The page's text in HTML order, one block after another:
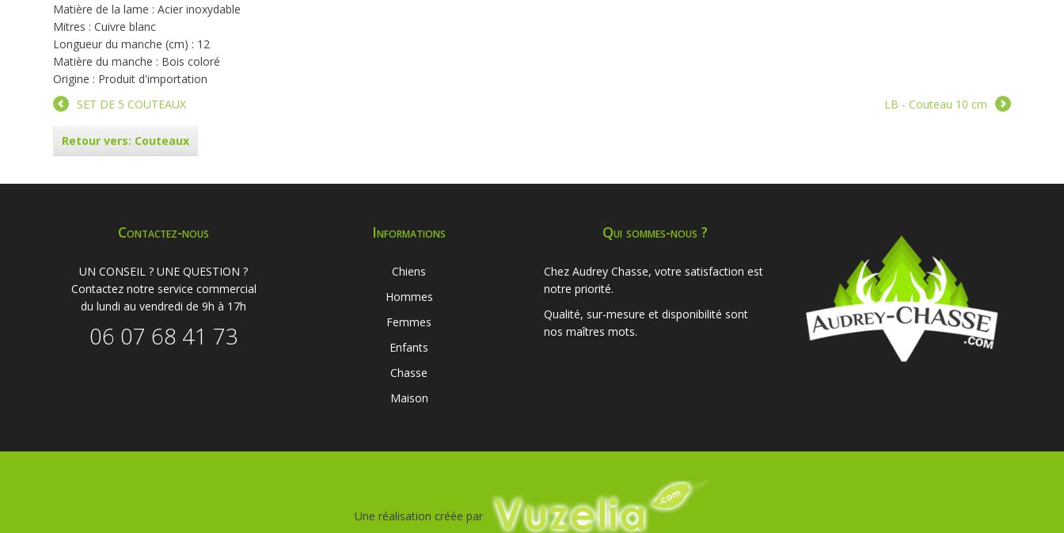
Matière de la lame : Acier inoxydable
Mitres : Cuivre blanc
Longueur du manche (cm) : 12
Matière du manche : Bois coloré
Origine : Produit d'importation
LB - Couteau 10 cm
SET DE 5 COUTEAUX
Retour vers: Couteaux
Contactez-nous
UN CONSEIL ? UNE QUESTION ?
Contactez notre service commercial
du lundi au vendredi de 9h à 17h
06 07 68 41 73
Informations
Chiens
Hommes
Femmes
Enfants
Chasse
Maison
Qui sommes-nous ?
Chez Audrey Chasse, votre satisfaction est
notre priorité.
Qualité, sur-mesure et disponibilité sont
nos maîtres mots.
Une réalisation créée par